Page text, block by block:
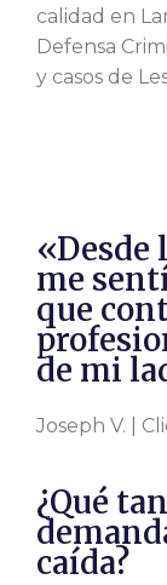
calidad en
Defensa
y casos de
«Desde
me
que
de mi
Joseph V. |
¿Qué
caída?